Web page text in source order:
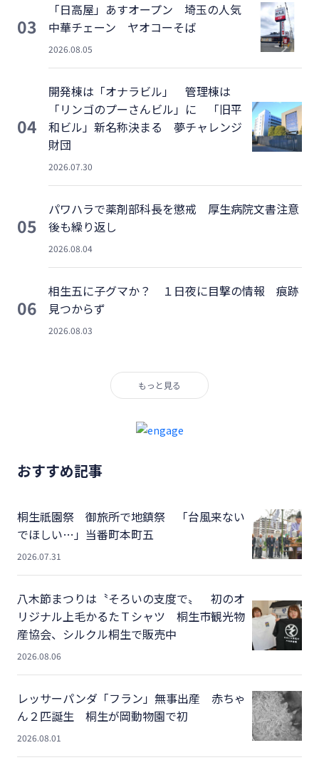
03
「日高屋」あすオープン 埼玉の人気
中華チェーン ヤオコーそば
2026.08.05
04
開発棟は「オナラビル」 管理棟は
「リンゴのプーさんビル」に 「旧平
和ビル」新名称決まる 夢チャレンジ
財団
2026.07.30
05
パワハラで薬剤部科長を懲戒 厚生病院文書注意
後も繰り返し
2026.08.04
06
相生五に子グマか？ １日夜に目撃の情報 痕跡
見つからず
2026.08.03
もっと見る
おすすめ記事
桐生祇園祭 御旅所で地鎮祭 「台風来ない
でほしい…」当番町本町五
2026.07.31
八木節まつりは〝そろいの支度で〟 初のオ
リジナル上毛かるたＴシャツ 桐生市観光物
産協会、シルクル桐生で販売中
2026.08.06
レッサーパンダ「フラン」無事出産 赤ちゃ
ん２匹誕生 桐生が岡動物園で初
2026.08.01